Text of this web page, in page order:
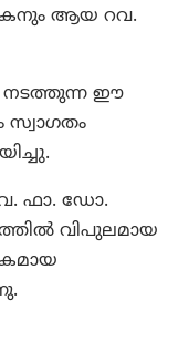
ആയ റവ.
നടത്തുന്ന ഈ
ഫാ. ഡോ.
വിപുലമായ